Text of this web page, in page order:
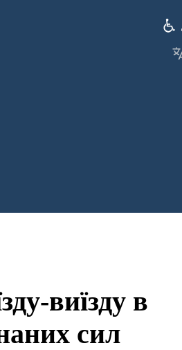
виїзду в
сил